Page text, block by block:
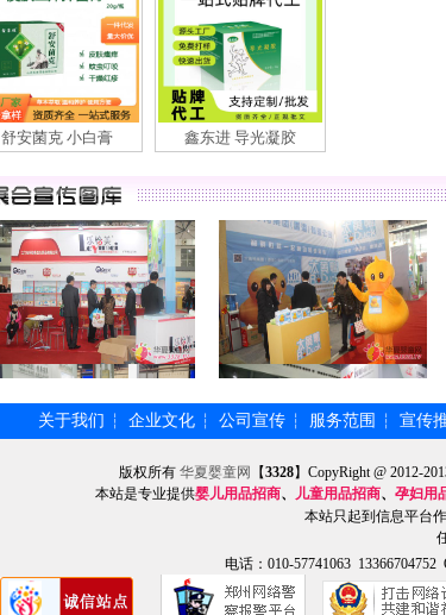
舒安菌克 小白膏 鑫东进 导光凝胶
关于我们 ┆ 企业文化 ┆ 公司宣传 ┆ 服务范围 ┆ 宣传
版权所有 华夏婴童网 【3328】CopyRight @ 2012-
本站是专业提供婴儿用品招商、 儿童用品招商、 孕妇用
本站只起到信息平台
电话：010-57741063 13366704752